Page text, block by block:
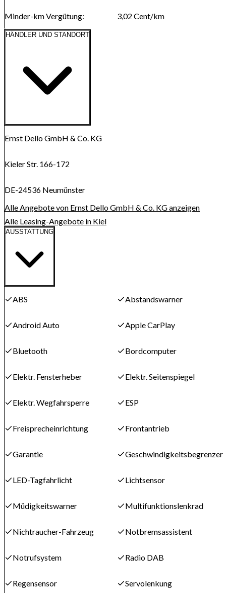
Minder-km Vergütung: 3,02 Cent/km
HÄNDLER UND STANDORT
Karte wird geladen...
Ernst Dello GmbH & Co. KG
Kieler Str. 166-172
DE-24536 Neumünster
Alle Angebote von Ernst Dello GmbH & Co. KG anzeigen
Alle Leasing-Angebote in Kiel
AUSSTATTUNG
ABS Abstandswarner
Android Auto Apple CarPlay
Bluetooth Bordcomputer
Elektr. Fensterheber Elektr. Seitenspiegel
Elektr. Wegfahrsperre ESP
Freisprecheinrichtung Frontantrieb
Garantie Geschwindigkeitsbegrenzer
LED-Tagfahrlicht Lichtsensor
Müdigkeitswarner Multifunktionslenkrad
Nichtraucher-Fahrzeug Notbremsassistent
Notrufsystem Radio DAB
Regensensor Servolenkung